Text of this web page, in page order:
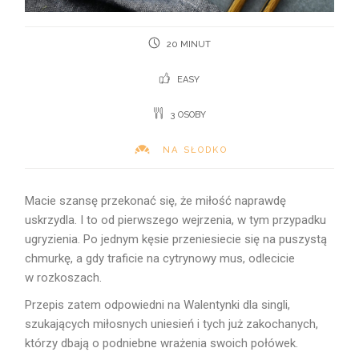
20 MINUT
EASY
3 OSOBY
NA SŁODKO
Macie szansę przekonać się, że miłość naprawdę
uskrzydla. I to od pierwszego wejrzenia, w tym przypadku
ugryzienia. Po jednym kęsie przeniesiecie się na puszystą
chmurkę, a gdy traficie na cytrynowy mus, odlecicie
w rozkoszach.
Przepis zatem odpowiedni na Walentynki dla singli,
szukających miłosnych uniesień i tych już zakochanych,
którzy dbają o podniebne wrażenia swoich połówek.